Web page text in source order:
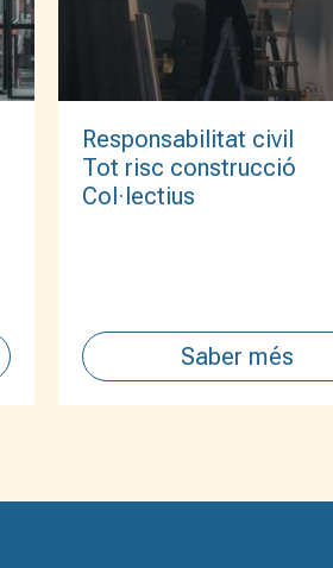
Responsabilitat civil
Tot risc construcció
Col·lectius
Saber més